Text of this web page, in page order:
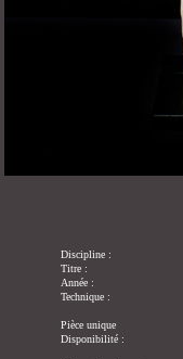
Discipline :
Titre :
Année :
Technique :
Pièce unique
Disponibilité :